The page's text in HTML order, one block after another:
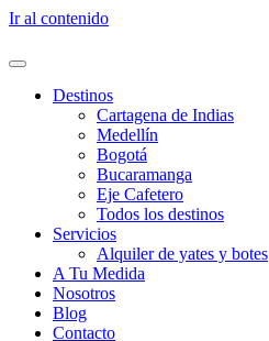
Ir al contenido
Destinos
Cartagena de Indias
Medellín
Bogotá
Bucaramanga
Eje Cafetero
Todos los destinos
Servicios
Alquiler de yates y botes
A Tu Medida
Nosotros
Blog
Contacto